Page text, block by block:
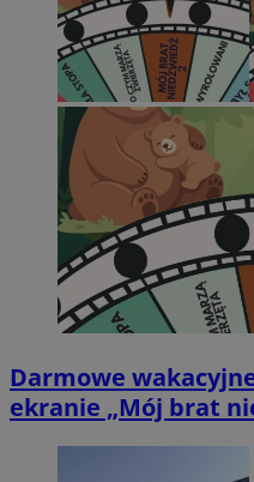
Darmowe
ekranie „Mój brat